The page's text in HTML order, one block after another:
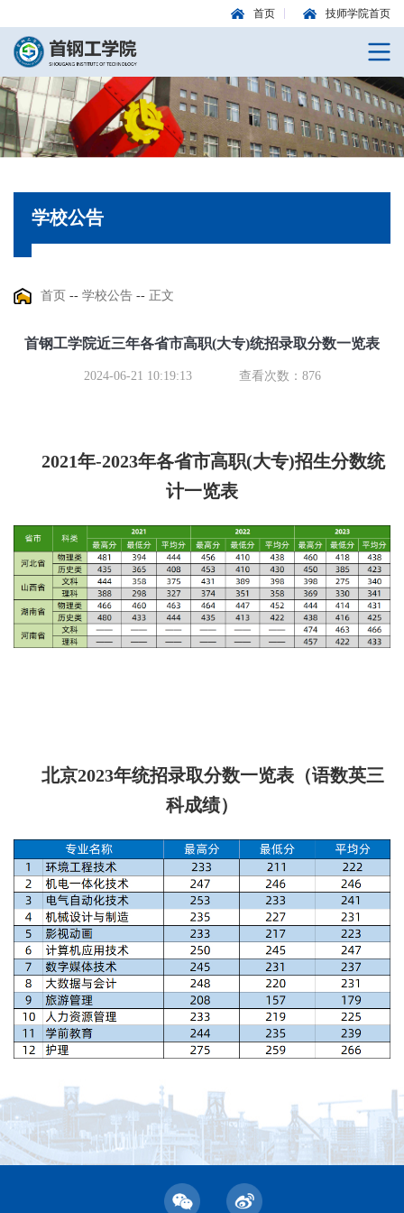
首页 技师学院首页
学校公告
首页 -- 学校公告 -- 正文
首钢工学院近三年各省市高职(大专)统招录取分数一览表
2024-06-21 10:19:13 查看次数： 876
2021年-2023年各省市高职(大专)招生分数统
计一览表
北京2023年统招录取分数一览表（语数英三
科成绩）